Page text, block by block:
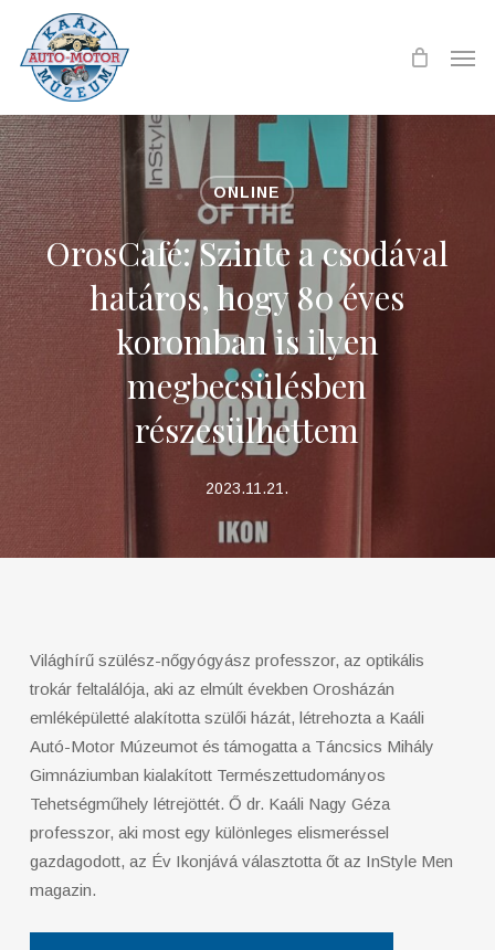
main
content
ONLINE
OrosCafé: Szinte a csodával
határos, hogy 80 éves
koromban is ilyen
megbecsülésben
részesülhettem
2023.11.21.
Világhírű szülész-nőgyógyász professzor, az optikális
trokár feltalálója, aki az elmúlt években Orosházán
emléképületté alakította szülői házát, létrehozta a Kaáli
Autó-Motor Múzeumot és támogatta a Táncsics Mihály
Gimnáziumban kialakított Természettudományos
Tehetségműhely létrejöttét. Ő dr. Kaáli Nagy Géza
professzor, aki most egy különleges elismeréssel
gazdagodott, az Év Ikonjává választotta őt az InStyle Men
magazin.